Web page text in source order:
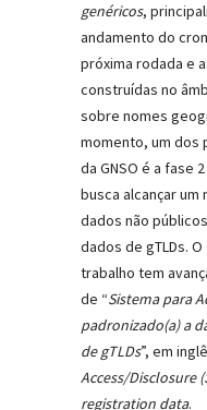
genéricos,
andamento do
próxima rodada e
construídas no
sobre nomes
momento, um dos
da GNSO é a fase
busca alcançar
dados não
dados de gTLDs.
trabalho tem
de “Sistema para
padronizado(a) a
de gTLDs”, em
Access/Disclosure
registration data.